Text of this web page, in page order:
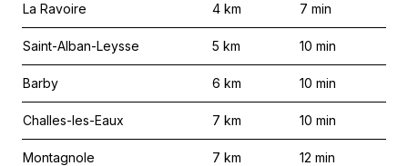
La Ravoire 4 km 7 min
Saint-Alban-Leysse 5 km 10 min
Barby 6 km 10 min
Challes-les-Eaux 7 km 10 min
Montagnole 7 km 12 min